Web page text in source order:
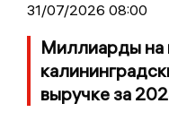
31/07/2026 08:00
Миллиарды на
выручке за